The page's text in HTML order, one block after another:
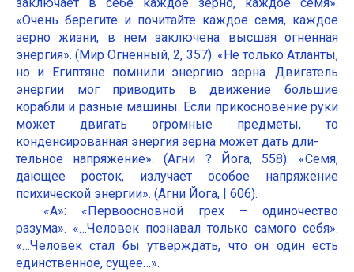
«Очень берегите и почитайте каждое семя, каждое
зерно жизни, в нем заключена высшая огненная
энергия». (Мир Огненный, 2, 357). «Не только Атланты,
но и Египтяне помнили энергию зерна. Двигатель
энергии мог приводить в движение большие
корабли и разные машины. Если прикосновение руки
может двигать огромные предметы, то
конденсированная энергия зерна может дать дли-
тельное напряжение». (Агни ? Йога, 558). «Семя,
дающее росток, излучает особое напряжение
психической энергии». (Агни Йога, | 606).
«А»: «Первоосновной грех – одиночество
разума». «…Человек познавал только самого себя».
«…Человек стал бы утверждать, что он один есть
единственное, сущее…».